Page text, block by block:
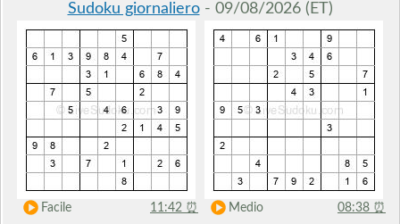
Sudoku giornaliero- 09/08/2026 (ET)
Facile 11:42 ⏰ Medio 08:38 ⏰